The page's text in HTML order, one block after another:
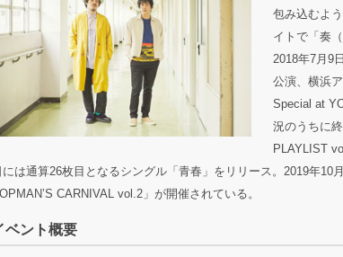
包み込むよ
イトで「奏
2018年7月9
公演、横浜
Special at
況のうちに
PLAYLIST
には通算26枚目となるシングル「青春」をリリース。2019年
CARNIVAL vol.2」が開催されている。
ベント概要